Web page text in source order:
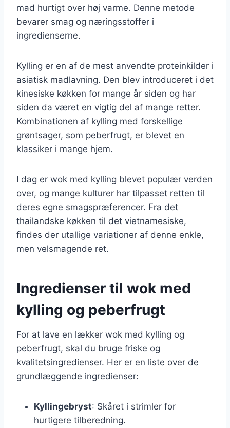
mad hurtigt over høj varme. Denne metode
bevarer smag og næringsstoffer i
ingredienserne.
Kylling er en af de mest anvendte proteinkilder i
asiatisk madlavning. Den blev introduceret i det
kinesiske køkken for mange år siden og har
siden da været en vigtig del af mange retter.
Kombinationen af kylling med forskellige
grøntsager, som peberfrugt, er blevet en
klassiker i mange hjem.
I dag er wok med kylling blevet populær verden
over, og mange kulturer har tilpasset retten til
deres egne smagspræferencer. Fra det
thailandske køkken til det vietnamesiske,
findes der utallige variationer af denne enkle,
men velsmagende ret.
Ingredienser til wok med
kylling og peberfrugt
For at lave en lækker wok med kylling og
peberfrugt, skal du bruge friske og
kvalitetsingredienser. Her er en liste over de
grundlæggende ingredienser:
Kyllingebryst: Skåret i strimler for
hurtigere tilberedning.